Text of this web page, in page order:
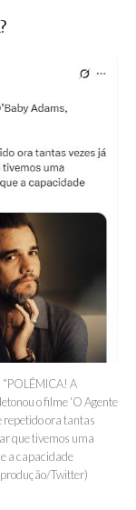
A
o filme ‘O Agente
repetido ora tantas
que tivemos uma
a capacidade
Twitter)